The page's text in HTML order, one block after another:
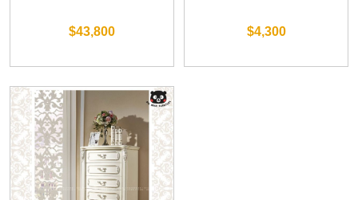
$43,800 $4,300